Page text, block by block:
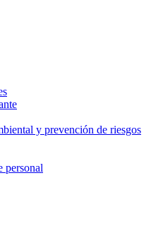
y prevención de riesgos
personal